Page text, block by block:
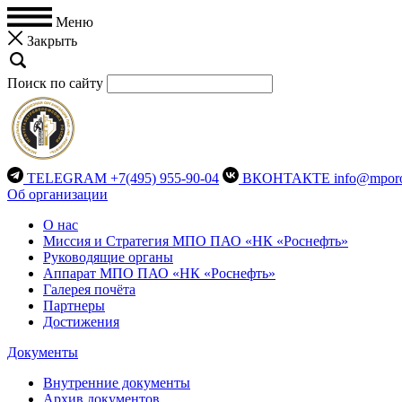
Меню
Закрыть
Поиск по сайту
TELEGRAM +7(495) 955-90-04 ВКОНТАКТЕ
Об организации
О нас
Миссия и Стратегия МПО ПАО «НК «Роснефть»
Руководящие органы
Аппарат МПО ПАО «НК «Роснефть»
Галерея почёта
Партнеры
Достижения
Документы
Внутренние документы
Архив документов